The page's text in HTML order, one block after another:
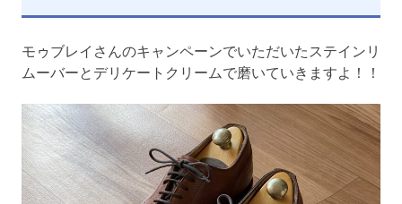
モゥブレイさんのキャンペーンでいただいたステインリ
ムーバーとデリケートクリームで磨いていきますよ！！